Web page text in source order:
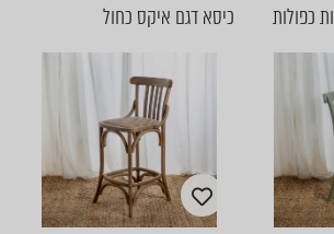
כיסא דגם איקס כחול